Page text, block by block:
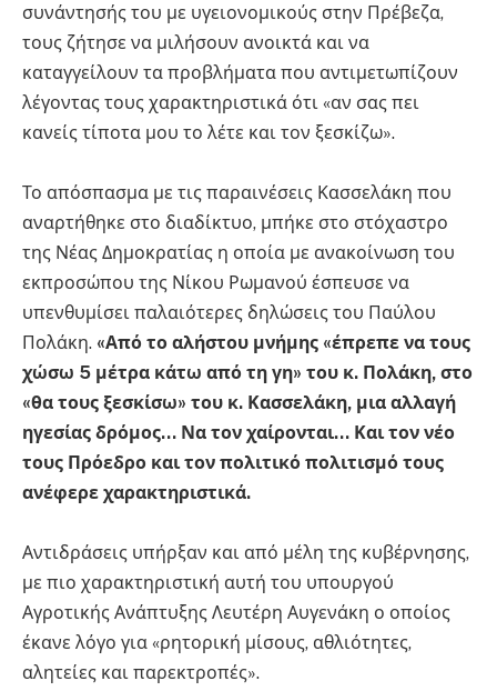
συνάντησής του με υγειονομικούς στην Πρέβεζα,
τους ζήτησε να μιλήσουν ανοικτά και να
καταγγείλουν τα προβλήματα που αντιμετωπίζουν
λέγοντας τους χαρακτηριστικά ότι «αν σας πει
κανείς τίποτα μου το λέτε και τον ξεσκίζω».
Το απόσπασμα με τις παραινέσεις Κασσελάκη που
αναρτήθηκε στο διαδίκτυο, μπήκε στο στόχαστρο
της Νέας Δημοκρατίας η οποία με ανακοίνωση του
εκπροσώπου της Νίκου Ρωμανού έσπευσε να
υπενθυμίσει παλαιότερες δηλώσεις του Παύλου
Πολάκη. «Από το αλήστου μνήμης «έπρεπε να τους
χώσω 5 μέτρα κάτω από τη γη» του κ. Πολάκη, στο
«θα τους ξεσκίσω» του κ. Κασσελάκη, μια αλλαγή
ηγεσίας δρόμος… Να τον χαίρονται… Και τον νέο
τους Πρόεδρο και τον πολιτικό πολιτισμό τους
ανέφερε χαρακτηριστικά.
Αντιδράσεις υπήρξαν και από μέλη της κυβέρνησης,
με πιο χαρακτηριστική αυτή του υπουργού
Αγροτικής Ανάπτυξης Λευτέρη Αυγενάκη ο οποίος
έκανε λόγο για «ρητορική μίσους, αθλιότητες,
αλητείες και παρεκτροπές».